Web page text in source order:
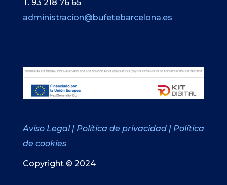
T. 93 218 76 65
administracion@bufetebarcelona.es
Aviso Legal | Política de privacidad | Política
de cookies
Copyright © 2024